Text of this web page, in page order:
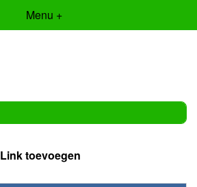
Menu +
Link toevoegen